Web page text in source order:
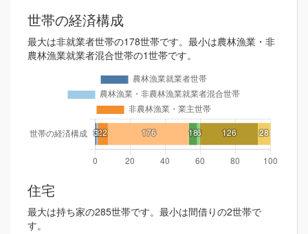
世帯の経済構成
最大は非就業者世帯の178世帯です。最小は農林漁業・非
農林漁業就業者混合世帯の1世帯です。
住宅
最大は持ち家の285世帯です。最小は間借りの2世帯で
す。